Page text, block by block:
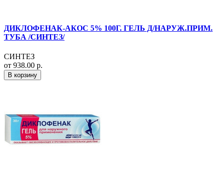
ДИКЛОФЕНАК-АКОС 5% 100Г. ГЕЛЬ Д/НАРУЖ.ПРИМ.
ТУБА /СИНТЕЗ/
СИНТЕЗ
от 938.00 р.
В корзину